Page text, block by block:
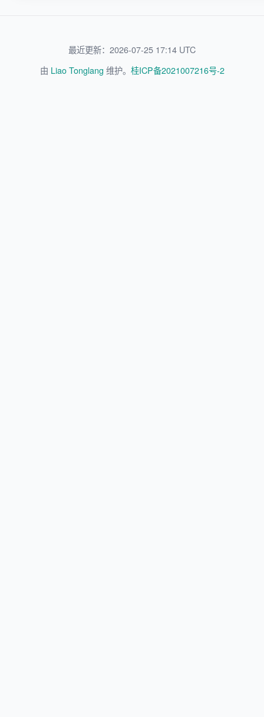
最近更新：2026-07-25 17:14 UTC
由 Liao Tonglang 维护。 桂ICP备2021007216号-2